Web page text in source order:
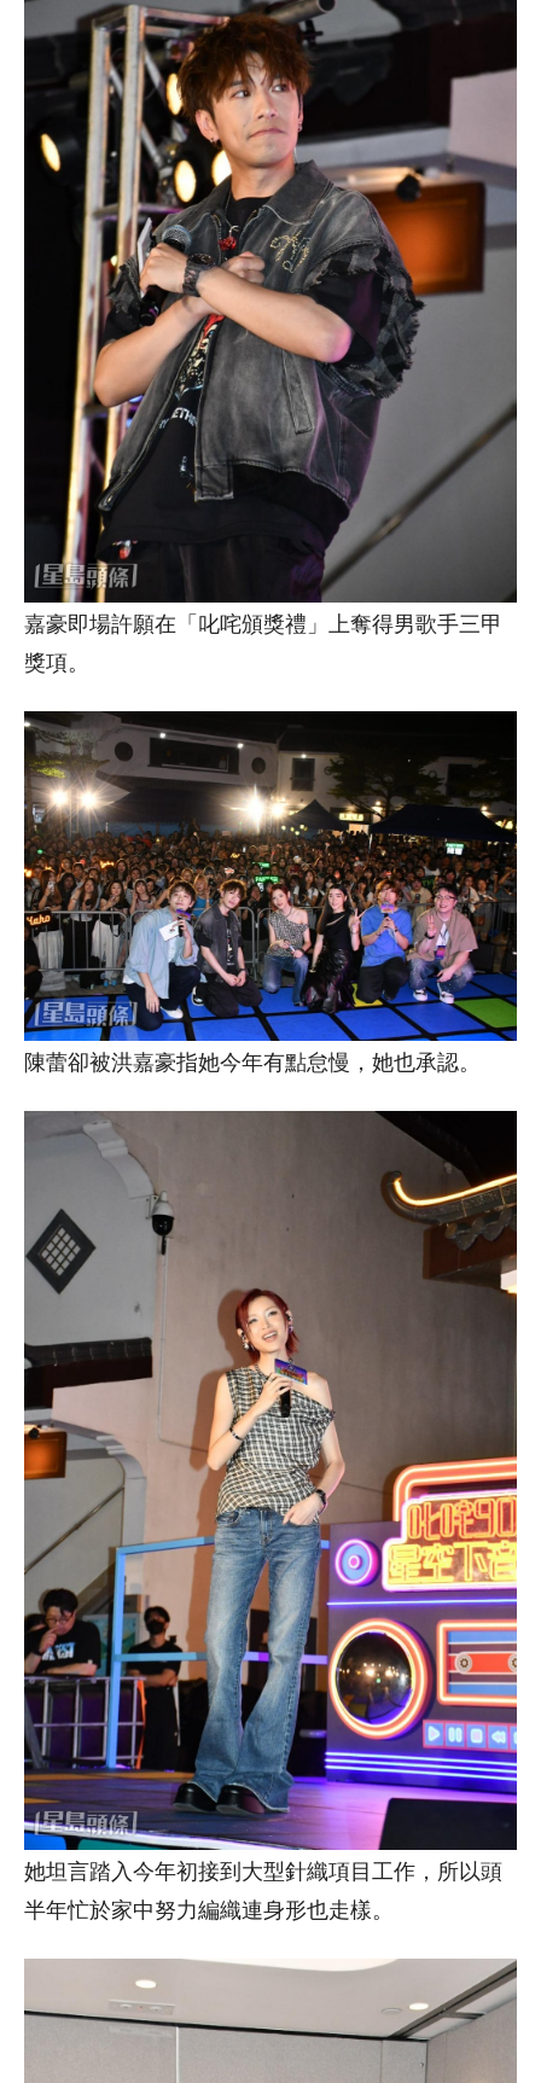
嘉豪即場許願在「叱咤頒獎禮」上奪得男歌手三甲
獎項。
陳蕾卻被洪嘉豪指她今年有點怠慢，她也承認。
她坦言踏入今年初接到大型針織項目工作，所以頭
半年忙於家中努力編織連身形也走樣。